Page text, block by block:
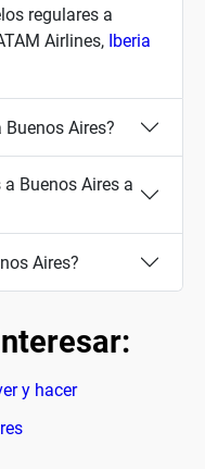
regulares a
Airlines, Iberia
Aires?
Buenos Aires a
Aires?
y hacer